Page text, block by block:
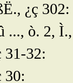
¿ç 302:
..., ò. 2,
31-32:
30: